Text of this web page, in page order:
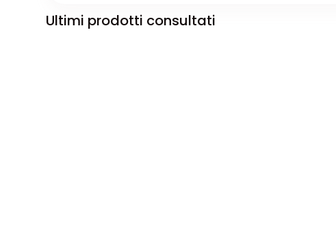
Ultimi prodotti consultati